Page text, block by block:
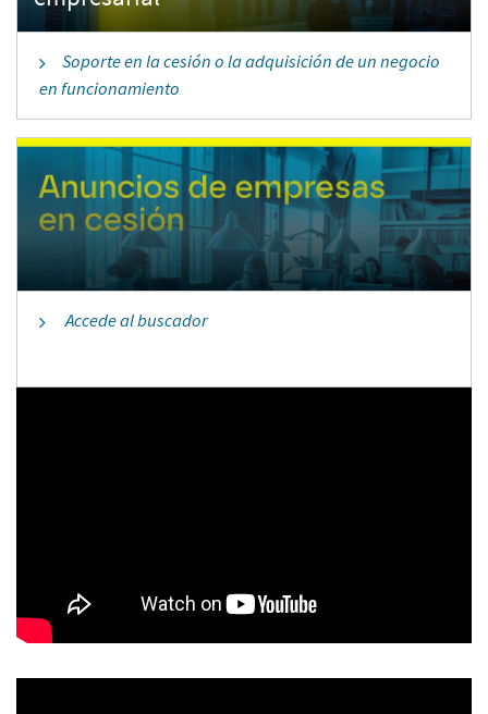
Soporte en la cesión o la adquisición de un negocio
en funcionamiento
Accede al buscador